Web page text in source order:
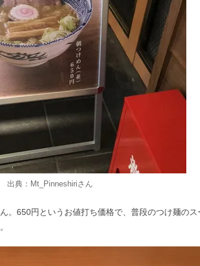
出典： Mt_Pinneshiriさん
。650円というお値打ち価格で、普段のつけ麺のス